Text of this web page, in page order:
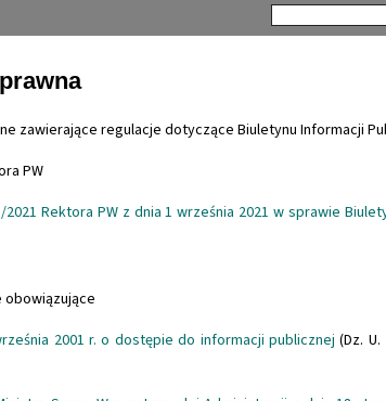
zawierające regulacje dotyczące Biuletynu Informacji
PW
Rektora PW z dnia 1 września 2021 w sprawie
2001 r. o dostępie do informacji publicznej (Dz.